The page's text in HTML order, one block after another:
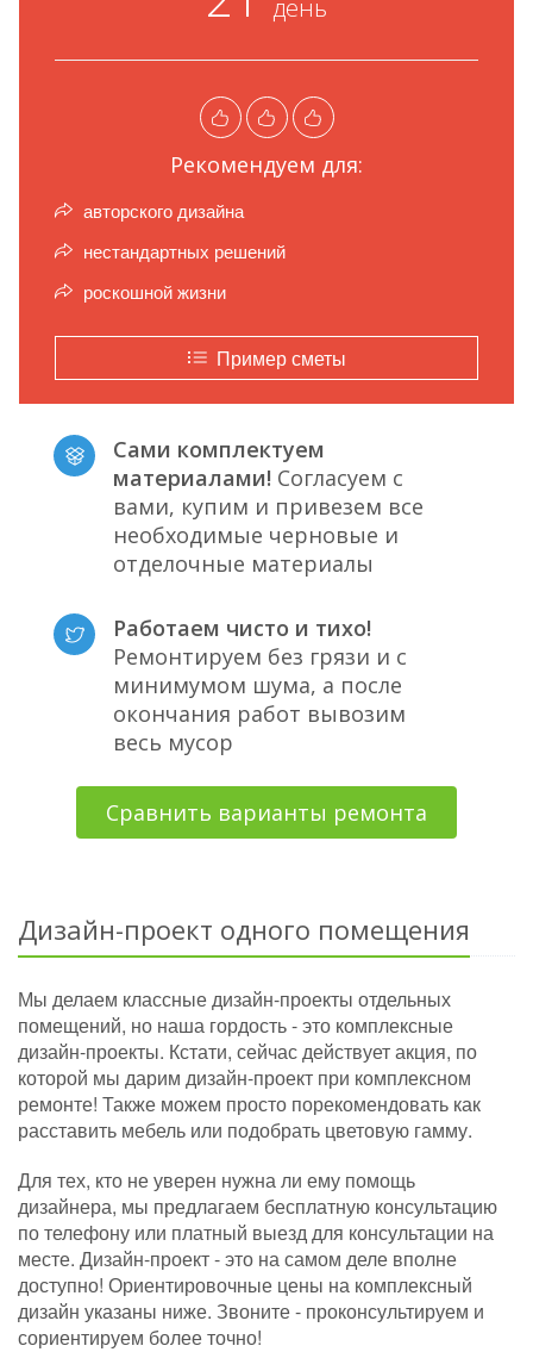
день
Рекомендуем для:
авторского дизайна
нестандартных решений
роскошной жизни
Пример сметы
Сами комплектуем
материалами! Согласуем с
вами, купим и привезем все
необходимые черновые и
отделочные материалы
Работаем чисто и тихо!
Ремонтируем без грязи и с
минимумом шума, а после
окончания работ вывозим
весь мусор
Сравнить варианты ремонта
Дизайн-проект одного помещения
Мы делаем классные дизайн-проекты отдельных
помещений, но наша гордость - это комплексные
дизайн-проекты. Кстати, сейчас действует акция, по
которой мы дарим дизайн-проект при комплексном
ремонте! Также можем просто порекомендовать как
расставить мебель или подобрать цветовую гамму.
Для тех, кто не уверен нужна ли ему помощь
дизайнера, мы предлагаем бесплатную консультацию
по телефону или платный выезд для консультации на
месте. Дизайн-проект - это на самом деле вполне
доступно! Ориентировочные цены на комплексный
дизайн указаны ниже. Звоните - проконсультируем и
сориентируем более точно!